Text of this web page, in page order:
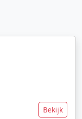
Bekijk